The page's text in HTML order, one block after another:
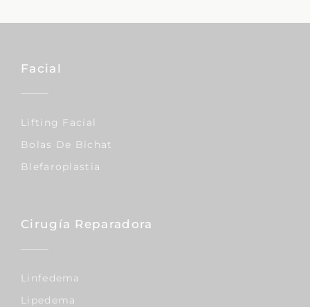
Facial
Lifting Facial
Bolas De Bichat
Blefaroplastia
Cirugía Reparadora
Linfedema
Lipedema